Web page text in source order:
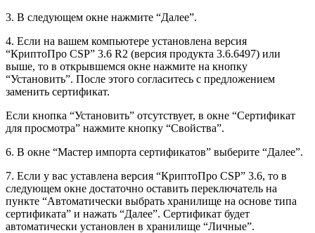
3. В следующем окне нажмите “Далее”.
4. Если на вашем компьютере установлена версия
“КриптоПро CSP” 3.6 R2 (версия продукта 3.6.6497) или
выше, то в открывшемся окне нажмите на кнопку
“Установить”. После этого согласитесь с предложением
заменить сертификат.
Если кнопка “Установить” отсутствует, в окне “Сертификат
для просмотра” нажмите кнопку “Свойства”.
6. В окне “Мастер импорта сертификатов” выберите “Далее”.
7. Если у вас уставлена версия “КриптоПро CSP” 3.6, то в
следующем окне достаточно оставить переключатель на
пункте “Автоматически выбрать хранилище на основе типа
сертификата” и нажать “Далее”. Сертификат будет
автоматически установлен в хранилище “Личные”.